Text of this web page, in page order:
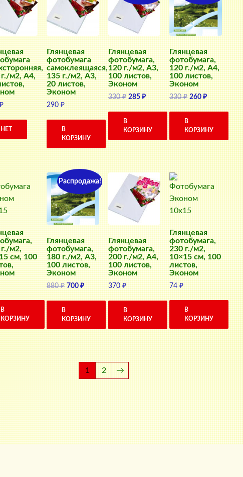
м2, A4,
НЕТ
Глянцевая
фотобумага
самоклеящаяся,
135 г./м2, A3,
20 листов,
Эконом
290₽
В
КОРЗИНУ
Глянцевая
фотобумага,
120 г./м2, A3,
100 листов,
Эконом
330₽ Первоначальная
цена
330 ₽.
285₽Текущая
цена:
В
КОРЗИНУ
Глянцевая
фотобумага,
120 г./м2, A4,
100 листов,
Эконом
330₽ Первоначальная
цена
330 ₽.
260₽Текущая
цена:
В
КОРЗИНУ
м2,
см, 100
В
КОРЗИНУ
Распродажа!
Глянцевая
фотобумага,
180 г./м2, A3,
100 листов,
Эконом
880₽ Первоначальная
цена
880 ₽.
700₽Текущая
цена:
В
КОРЗИНУ
Глянцевая
фотобумага,
200 г./м2, A4,
100 листов,
Эконом
370₽
В
КОРЗИНУ
Глянцевая
фотобумага,
230 г./м2,
10×15 см, 100
листов,
Эконом
74₽
В
КОРЗИНУ
1 2 →